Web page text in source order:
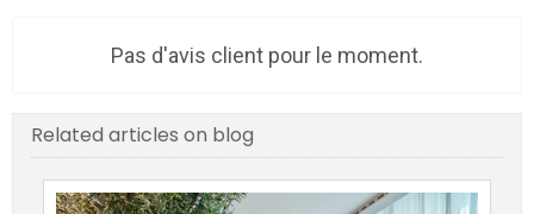
Pas d'avis client pour le moment.
Related articles on blog